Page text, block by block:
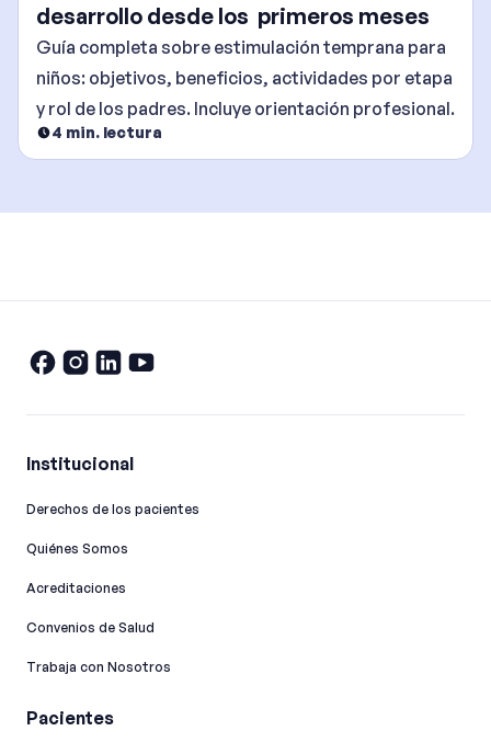
desarrollo desde los primeros meses
Guía completa sobre estimulación temprana para
niños: objetivos, beneficios, actividades por etapa
y rol de los padres. Incluye orientación profesional.
4 min. lectura
Institucional
Derechos de los pacientes
Quiénes Somos
Acreditaciones
Convenios de Salud
Trabaja con Nosotros
Pacientes